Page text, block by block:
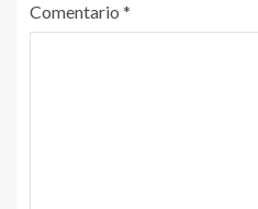
Comentario *